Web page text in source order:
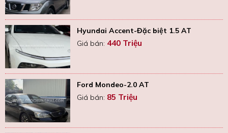
Hyundai Accent-Đặc biệt 1.5 AT
Giá bán: 440 Triệu
Ford Mondeo-2.0 AT
Giá bán: 85 Triệu